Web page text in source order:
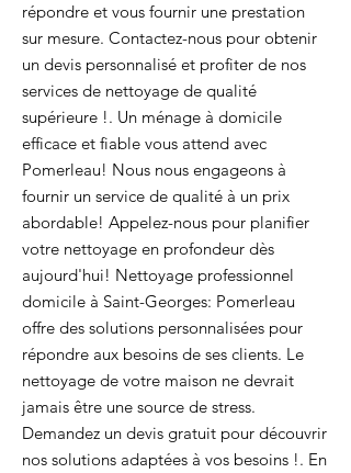
répondre et vous fournir une prestation
sur mesure. Contactez-nous pour obtenir
un devis personnalisé et profiter de nos
services de nettoyage de qualité
supérieure !. Un ménage à domicile
efficace et fiable vous attend avec
Pomerleau! Nous nous engageons à
fournir un service de qualité à un prix
abordable! Appelez-nous pour planifier
votre nettoyage en profondeur dès
aujourd'hui! Nettoyage professionnel
domicile à Saint-Georges: Pomerleau
offre des solutions personnalisées pour
répondre aux besoins de ses clients. Le
nettoyage de votre maison ne devrait
jamais être une source de stress.
Demandez un devis gratuit pour découvrir
nos solutions adaptées à vos besoins !. En